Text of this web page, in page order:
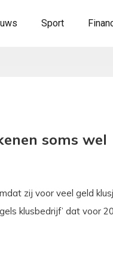
Sport
soms wel
zij voor veel geld
klusbedrijf’ dat voor 20